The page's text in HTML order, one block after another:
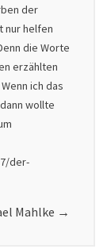
der
nur helfen
die Worte
erzählten
ich das
wollte
der-
Mahlke →